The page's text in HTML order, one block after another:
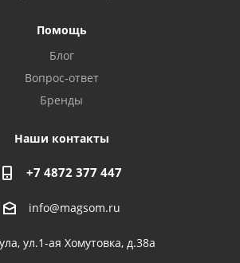
Помощь
Блог
Вопрос-ответ
Бренды
Наши контакты
+7 4872 377 447
info@magsom.ru
ул.1-ая Хомутовка, д.38а